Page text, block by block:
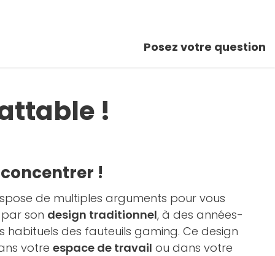
Posez votre question
!
!
de multiples arguments pour vous
son design traditionnel, à des années-
habituels des fauteuils gaming. Ce design
votre espace de travail ou dans votre